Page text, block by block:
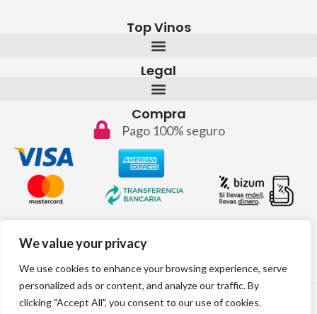
We value your privacy
We use cookies to enhance your browsing experience, serve
personalized ads or content, and analyze our traffic. By
clicking "Accept All", you consent to our use of cookies.
Top Vinos
Legal
Compra
Pago 100% seguro
info@topvinos.com
2024 © Todos los derechos reservados